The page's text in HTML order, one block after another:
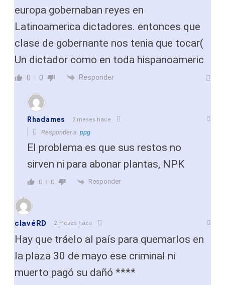
europa gobernaban reyes en
Latinoamerica dictadores. entonces que
clase de gobernante nos tenia que tocar(
Un dictador como en toda hispanoameric
0 0 Responder
Rhadames 2 meses hace
Responder a ppg
El problema es que sus restos no
sirven ni para abonar plantas, NPK
0 0 Responder
clavéRD 2 meses hace
Hay que tráelo al país para quemarlos en
la plaza 30 de mayo ese criminal ni
muerto pagó su dañó ****